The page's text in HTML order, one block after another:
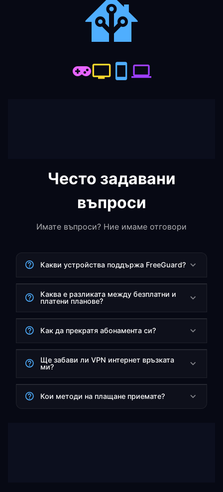
Често задавани
въпроси
Имате въпроси? Ние имаме отговори
Какви устройства поддържа FreeGuard?
Каква е разликата между безплатни и
платени планове?
Как да прекратя абонамента си?
Ще забави ли VPN интернет връзката
ми?
Кои методи на плащане приемате?